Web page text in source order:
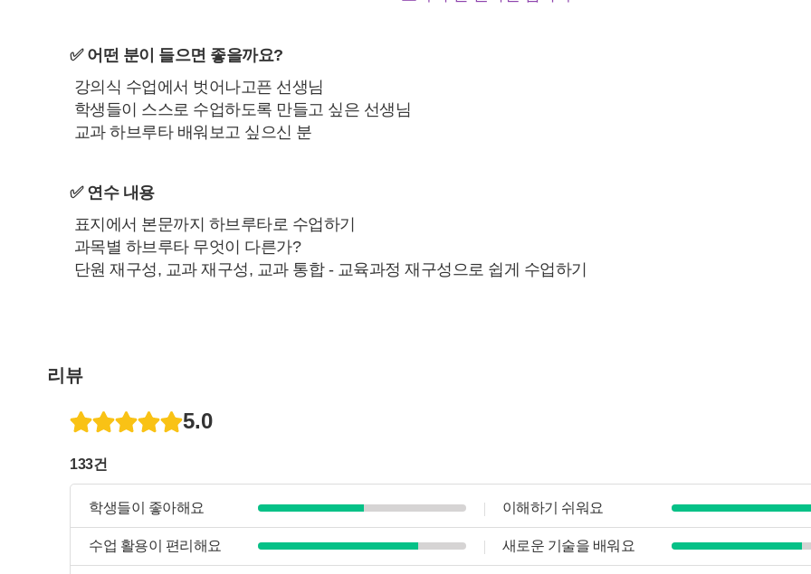
✅ 어떤 분이 들으면 좋을까요?
강의식 수업에서 벗어나고픈 선생님
학생들이 스스로 수업하도록 만들고 싶은 선생님
교과 하브루타 배워보고 싶으신 분
✅ 연수 내용
표지에서 본문까지 하브루타로 수업하기
과목별 하브루타 무엇이 다른가?
단원 재구성, 교과 재구성, 교과 통합 - 교육과정 재구성으로 쉽게 수업하기
리뷰
5.0
133건
학생들이 좋아해요 이해하기 쉬워요
수업 활용이 편리해요 새로운 기술을 배워요